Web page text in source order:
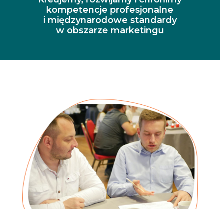
kompetencje profesjonalne
i międzynarodowe standardy
w obszarze marketingu